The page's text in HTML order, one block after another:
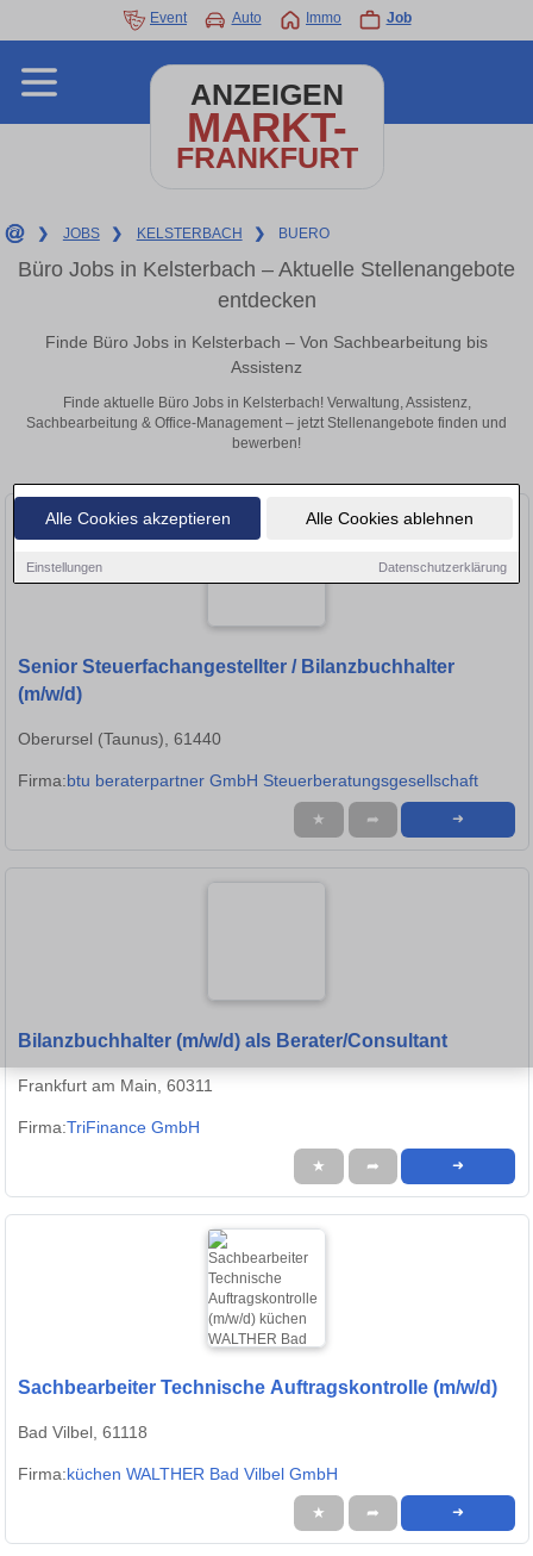
Alle Cookies akzeptieren Alle Cookies ablehnen
Einstellungen Datenschutzerklärung
Event Auto Immo Job
ANZEIGEN
MARKT-
FRANKFURT
❯ JOBS ❯ KELSTERBACH ❯ BUERO
Büro Jobs in Kelsterbach – Aktuelle Stellenangebote
entdecken
Finde Büro Jobs in Kelsterbach – Von Sachbearbeitung bis
Assistenz
Finde aktuelle Büro Jobs in Kelsterbach! Verwaltung, Assistenz,
Sachbearbeitung & Office-Management – jetzt Stellenangebote finden und
bewerben!
Senior Steuerfachangestellter / Bilanzbuchhalter
(m/w/d)
Oberursel (Taunus), 61440
Firma:btu beraterpartner GmbH Steuerberatungsgesellschaft
★ ➦ ➜
Bilanzbuchhalter (m/w/d) als Berater/Consultant
Frankfurt am Main, 60311
Firma:TriFinance GmbH
★ ➦ ➜
Sachbearbeiter Technische Auftragskontrolle (m/w/d)
Bad Vilbel, 61118
Firma:küchen WALTHER Bad Vilbel GmbH
★ ➦ ➜